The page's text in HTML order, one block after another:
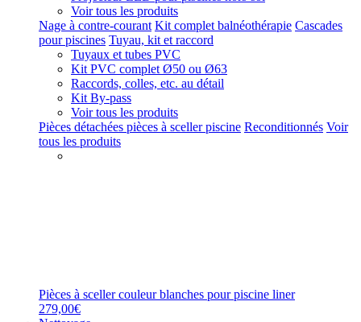
Voir tous les produits
Nage à contre-courant Kit complet balnéothérapie Cascades
pour piscines Tuyau, kit et raccord
Tuyaux et tubes PVC
Kit PVC complet Ø50 ou Ø63
Raccords, colles, etc. au détail
Kit By-pass
Voir tous les produits
Pièces détachées pièces à sceller piscine Reconditionnés Voir
tous les produits
Pièces à sceller couleur blanches pour piscine liner
279,00€